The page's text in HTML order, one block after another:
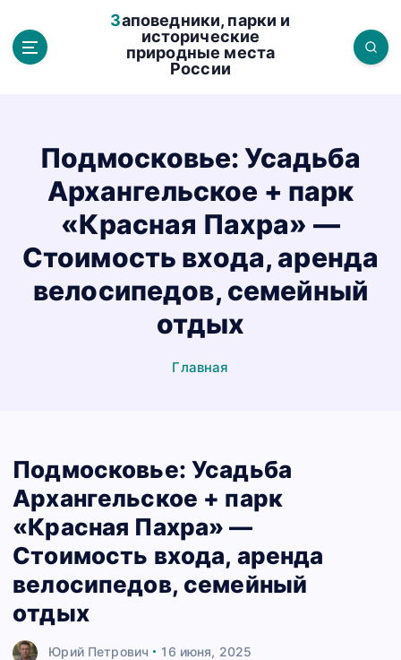
Заповедники, парки и
исторические
природные места
России
Подмосковье: Усадьба
Архангельское + парк
«Красная Пахра» —
Стоимость входа, аренда
велосипедов, семейный
отдых
Главная
Подмосковье: Усадьба
Архангельское + парк
«Красная Пахра» —
Стоимость входа, аренда
велосипедов, семейный
отдых
Юрий Петрович 16 июня, 2025